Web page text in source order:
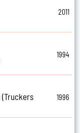
2011
1994
(Truckers
1996